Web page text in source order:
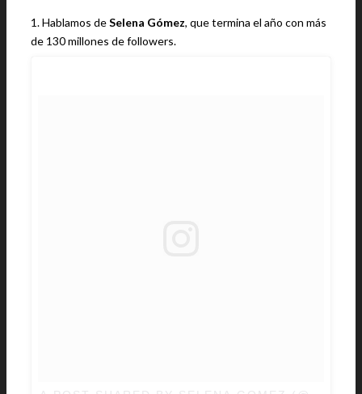
1. Hablamos deSelena Gómez, que termina el año con más
de 130 millones de followers.